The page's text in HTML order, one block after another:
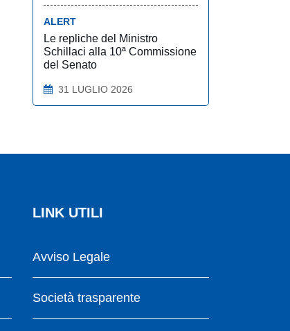
ALERT
Le repliche del Ministro
Schillaci alla 10ª Commissione
del Senato
31 LUGLIO 2026
LINK UTILI
Avviso Legale
Società trasparente